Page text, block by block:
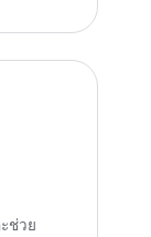
ช่วย